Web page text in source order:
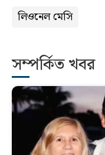
লিওনেল মেসি
সম্পর্কিত খবর